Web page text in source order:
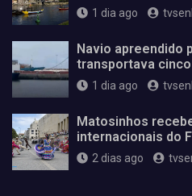
1 dia ago
Navio apreendido
transportava
1 dia ago
Matosinhos
internacionais do
2 dias ago